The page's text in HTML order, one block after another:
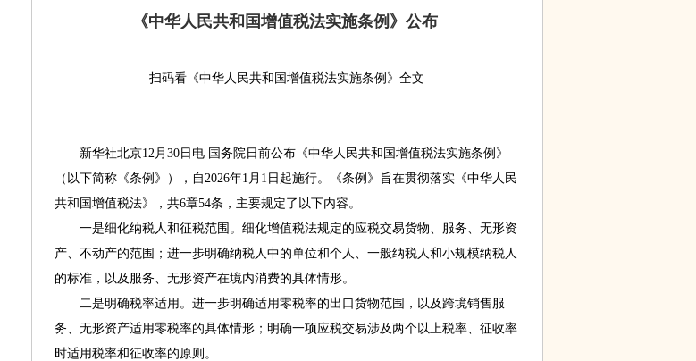
《中华人民共和国增值税法实施条例》公布
扫码看《中华人民共和国增值税法实施条例》全文
新华社北京12月30日电 国务院日前公布《中华人民共和国增值税法实施条例》
（以下简称《条例》），自2026年1月1日起施行。《条例》旨在贯彻落实《中华人民
共和国增值税法》，共6章54条，主要规定了以下内容。
一是细化纳税人和征税范围。细化增值税法规定的应税交易货物、服务、无形资
产、不动产的范围；进一步明确纳税人中的单位和个人、一般纳税人和小规模纳税人
的标准，以及服务、无形资产在境内消费的具体情形。
二是明确税率适用。进一步明确适用零税率的出口货物范围，以及跨境销售服
务、无形资产适用零税率的具体情形；明确一项应税交易涉及两个以上税率、征收率
时适用税率和征收率的原则。